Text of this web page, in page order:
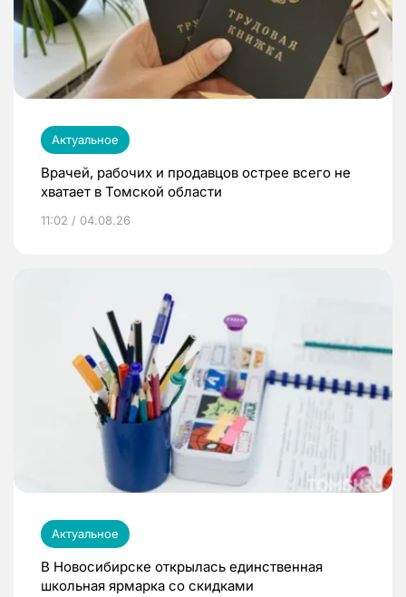
Актуальное
Врачей, рабочих и продавцов острее всего не
хватает в Томской области
11:02 / 04.08.26
Актуальное
В Новосибирске открылась единственная
школьная ярмарка со скидками